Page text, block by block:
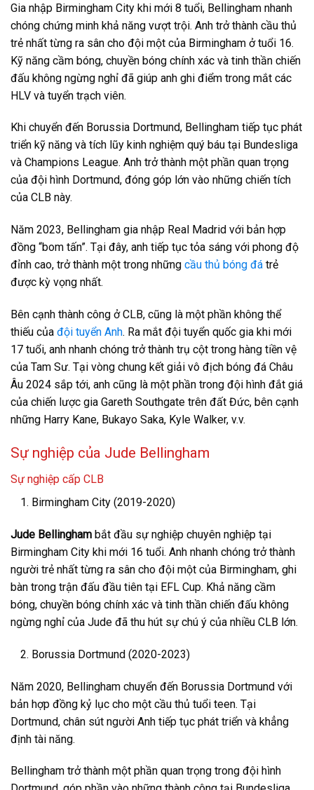
Gia nhập Birmingham City khi mới 8 tuổi, Bellingham nhanh
chóng chứng minh khả năng vượt trội. Anh trở thành cầu thủ
trẻ nhất từng ra sân cho đội một của Birmingham ở tuổi 16.
Kỹ năng cầm bóng, chuyền bóng chính xác và tinh thần chiến
đấu không ngừng nghỉ đã giúp anh ghi điểm trong mắt các
HLV và tuyển trạch viên.
Khi chuyển đến Borussia Dortmund, Bellingham tiếp tục phát
triển kỹ năng và tích lũy kinh nghiệm quý báu tại Bundesliga
và Champions League. Anh trở thành một phần quan trọng
của đội hình Dortmund, đóng góp lớn vào những chiến tích
của CLB này.
Năm 2023, Bellingham gia nhập Real Madrid với bản hợp
đồng “bom tấn”. Tại đây, anh tiếp tục tỏa sáng với phong độ
đỉnh cao, trở thành một trong những cầu thủ bóng đá trẻ
được kỳ vọng nhất.
Bên cạnh thành công ở CLB, cũng là một phần không thể
thiếu của đội tuyển Anh. Ra mắt đội tuyển quốc gia khi mới
17 tuổi, anh nhanh chóng trở thành trụ cột trong hàng tiền vệ
của Tam Sư. Tại vòng chung kết giải vô địch bóng đá Châu
Âu 2024 sắp tới, anh cũng là một phần trong đội hình đắt giá
của chiến lược gia Gareth Southgate trên đất Đức, bên cạnh
những Harry Kane, Bukayo Saka, Kyle Walker, v.v.
Sự nghiệp của Jude Bellingham
Sự nghiệp cấp CLB
Birmingham City (2019-2020)
Jude Bellingham bắt đầu sự nghiệp chuyên nghiệp tại
Birmingham City khi mới 16 tuổi. Anh nhanh chóng trở thành
người trẻ nhất từng ra sân cho đội một của Birmingham, ghi
bàn trong trận đấu đầu tiên tại EFL Cup. Khả năng cầm
bóng, chuyền bóng chính xác và tinh thần chiến đấu không
ngừng nghỉ của Jude đã thu hút sự chú ý của nhiều CLB lớn.
Borussia Dortmund (2020-2023)
Năm 2020, Bellingham chuyển đến Borussia Dortmund với
bản hợp đồng kỷ lục cho một cầu thủ tuổi teen. Tại
Dortmund, chân sút người Anh tiếp tục phát triển và khẳng
định tài năng.
Bellingham trở thành một phần quan trọng trong đội hình